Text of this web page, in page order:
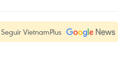
Seguir VietnamPlus